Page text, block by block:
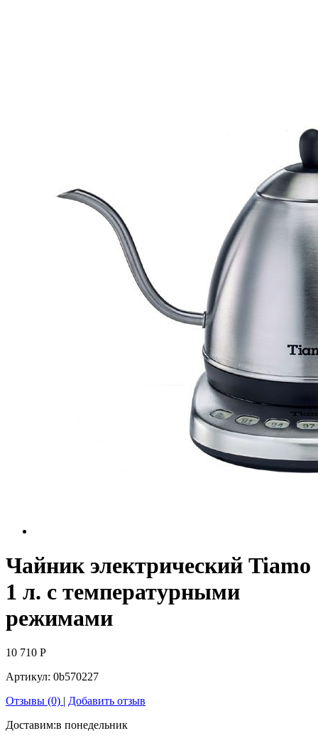
Чайник электрический Tiamo
1 л. c температурными
режимами
10 710 Р
Артикул: 0b570227
Отзывы (0) | Добавить отзыв
Доставим:в понедельник